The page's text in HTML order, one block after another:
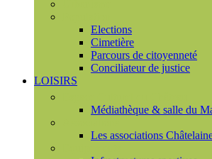
Elections
Cimetière
Parcours de citoyenneté
Conciliateur de justice
LOISIRS
Médiathèque & salle du
Les associations